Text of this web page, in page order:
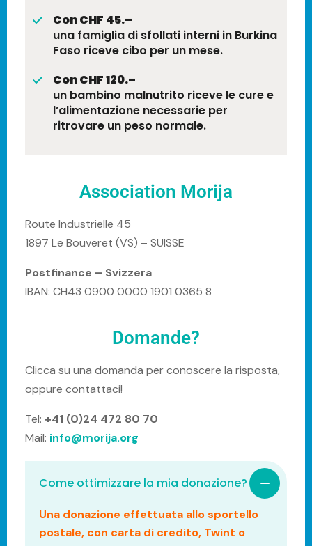
Con CHF 45.–
una famiglia di sfollati interni in Burkina
Faso riceve cibo per un mese.
Con CHF 120.–
un bambino malnutrito riceve le cure e
l’alimentazione necessarie per
ritrovare un peso normale.
Association Morija
Route Industrielle 45
1897 Le Bouveret (VS) – SUISSE
Postfinance – Svizzera
IBAN: CH43 0900 0000 1901 0365 8
Domande?
Clicca su una domanda per conoscere la risposta,
oppure contattaci!
Tel: +41 (0)24 472 80 70
Mail: info@morija.org
Come ottimizzare la mia donazione?
Una donazione effettuata allo sportello
postale, con carta di credito, Twint o